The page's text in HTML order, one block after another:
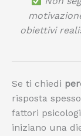
obiettivi
Se ti chiedi
risposta
fattori
iniziano una